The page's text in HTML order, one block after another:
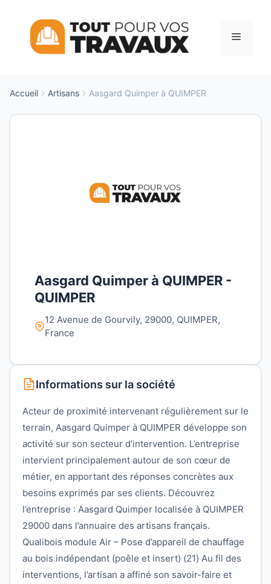
contenu
Menu
Accueil Artisans Aasgard Quimper à QUIMPER
Aasgard Quimper à QUIMPER -
QUIMPER
12 Avenue de Gourvily, 29000, QUIMPER,
France
Informations sur la société
Acteur de proximité intervenant régulièrement sur le
terrain, Aasgard Quimper à QUIMPER développe son
activité sur son secteur d’intervention. L’entreprise
intervient principalement autour de son cœur de
métier, en apportant des réponses concrètes aux
besoins exprimés par ses clients. Découvrez
l’entreprise : Aasgard Quimper localisée à QUIMPER
29000 dans l’annuaire des artisans français.
Qualibois module Air – Pose d’appareil de chauffage
au bois indépendant (poêle et insert) (21) Au fil des
interventions, l’artisan a affiné son savoir-faire et